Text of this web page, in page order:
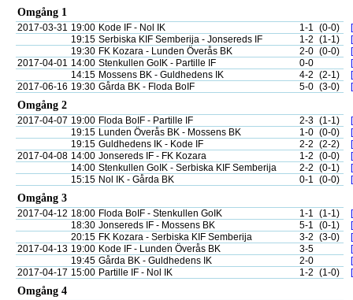
Omgång 1
2017-03-31 19:00 Kode IF - Nol IK 1-1 (0-0)
19:15 Serbiska KIF Semberija - Jonsereds IF 1-2 (1-1)
19:30 FK Kozara - Lunden Överås BK 2-0 (0-0)
2017-04-01 14:00 Stenkullen GoIK - Partille IF 0-0
14:15 Mossens BK - Guldhedens IK 4-2 (2-1)
2017-06-16 19:30 Gårda BK - Floda BoIF 5-0 (3-0)
Omgång 2
2017-04-07 19:00 Floda BoIF - Partille IF 2-3 (1-1)
19:15 Lunden Överås BK - Mossens BK 1-0 (0-0)
19:15 Guldhedens IK - Kode IF 2-2 (2-2)
2017-04-08 14:00 Jonsereds IF - FK Kozara 1-2 (0-0)
14:00 Stenkullen GoIK - Serbiska KIF Semberija 2-2 (0-1)
15:15 Nol IK - Gårda BK 0-1 (0-0)
Omgång 3
2017-04-12 18:00 Floda BoIF - Stenkullen GoIK 1-1 (1-1)
18:30 Jonsereds IF - Mossens BK 5-1 (0-1)
20:15 FK Kozara - Serbiska KIF Semberija 3-2 (3-0)
2017-04-13 19:00 Kode IF - Lunden Överås BK 3-5
19:45 Gårda BK - Guldhedens IK 2-0
2017-04-17 15:00 Partille IF - Nol IK 1-2 (1-0)
Omgång 4